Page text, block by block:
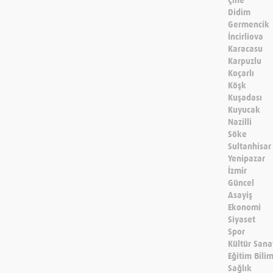
Didim
Germencik
İncirliova
Karacasu
Karpuzlu
Koçarlı
Köşk
Kuşadası
Kuyucak
Nazilli
Söke
Sultanhisar
Yenipazar
İzmir
Güncel
Asayiş
Ekonomi
Siyaset
Spor
Kültür
Eğitim
Sağlık